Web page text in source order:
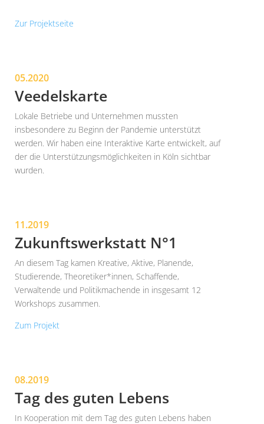
Zur Projektseite
05.2020
Veedelskarte
Lokale Betriebe und Unternehmen mussten
insbesondere zu Beginn der Pandemie unterstützt
werden. Wir haben eine Interaktive Karte entwickelt, auf
der die Unterstützungsmöglichkeiten in Köln sichtbar
wurden.
11.2019
Zukunftswerkstatt N°1
An diesem Tag kamen Kreative, Aktive, Planende,
Studierende, Theoretiker*innen, Schaffende,
Verwaltende und Politikmachende in insgesamt 12
Workshops zusammen.
Zum Projekt
08.2019
Tag des guten Lebens
In Kooperation mit dem Tag des guten Lebens haben